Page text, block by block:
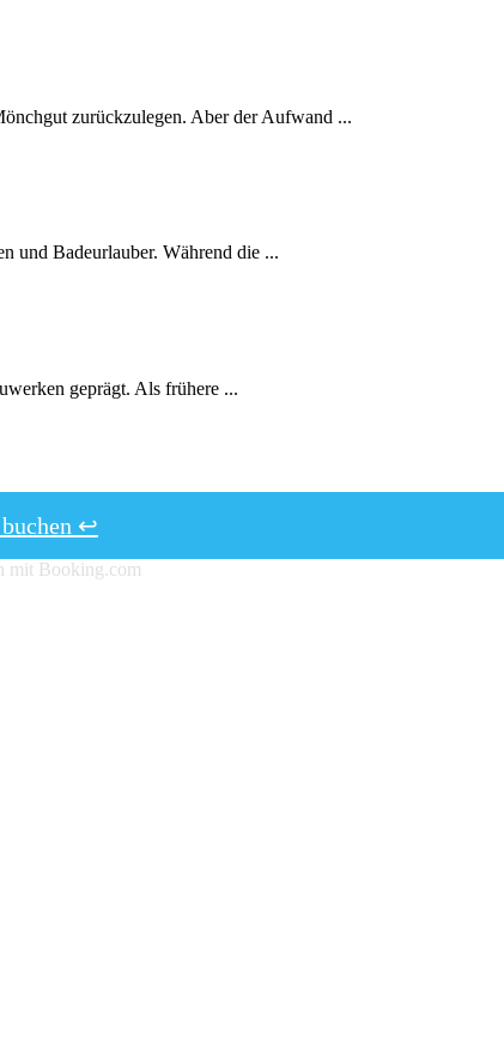
zurückzulegen. Aber der Aufwand ...
und Badeurlauber. Während die ...
geprägt. Als frühere ...
↩
mit Booking.com